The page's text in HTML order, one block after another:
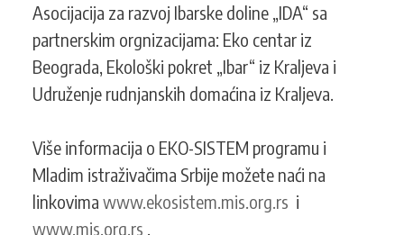
Asocijacija za razvoj Ibarske doline „IDA“ sa
partnerskim orgnizacijama: Eko centar iz
Beograda, Ekološki pokret „Ibar“ iz Kraljeva i
Udruženje rudnjanskih domaćina iz Kraljeva.
Više informacija o EKO-SISTEM programu i
Mladim istraživačima Srbije možete naći na
linkovima www.ekosistem.mis.org.rs i
www.mis.org.rs .